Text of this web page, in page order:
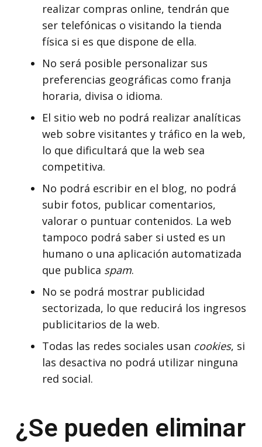
realizar compras online, tendrán que
ser telefónicas o visitando la tienda
física si es que dispone de ella.
No será posible personalizar sus
preferencias geográficas como franja
horaria, divisa o idioma.
El sitio web no podrá realizar analíticas
web sobre visitantes y tráfico en la web,
lo que dificultará que la web sea
competitiva.
No podrá escribir en el blog, no podrá
subir fotos, publicar comentarios,
valorar o puntuar contenidos. La web
tampoco podrá saber si usted es un
humano o una aplicación automatizada
que publica spam.
No se podrá mostrar publicidad
sectorizada, lo que reducirá los ingresos
publicitarios de la web.
Todas las redes sociales usan cookies, si
las desactiva no podrá utilizar ninguna
red social.
¿Se pueden eliminar